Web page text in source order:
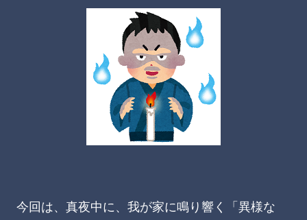
今回は、真夜中に、我が家に鳴り響く「異様な